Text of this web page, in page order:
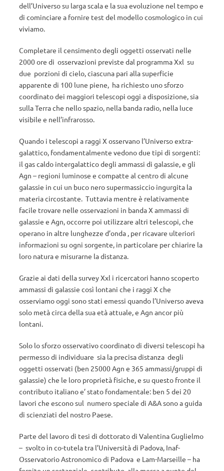
dell’Universo su larga scala e la sua evoluzione nel tempo e
di cominciare a fornire test del modello cosmologico in cui
viviamo.
Completare il censimento degli oggetti osservati nelle
2000 ore di osservazioni previste dal programma Xxl su
due porzioni di cielo, ciascuna pari alla superficie
apparente di 100 lune piene, ha richiesto uno sforzo
coordinato dei maggiori telescopi oggi a disposizione, sia
sulla Terra che nello spazio, nella banda radio, nella luce
visibile e nell’infrarosso.
Quando i telescopi a raggi X osservano l’Universo extra-
galattico, fondamentalmente vedono due tipi di sorgenti:
il gas caldo intergalattico degli ammassi di galassie, e gli
Agn – regioni luminose e compatte al centro di alcune
galassie in cui un buco nero supermassiccio ingurgita la
materia circostante. Tuttavia mentre è relativamente
facile trovare nelle osservazioni in banda X ammassi di
galassie e Agn, occorre poi utilizzare altri telescopi, che
operano in altre lunghezze d’onda , per ricavare ulteriori
informazioni su ogni sorgente, in particolare per chiarire la
loro natura e misurarne la distanza.
Grazie ai dati della survey Xxl i ricercatori hanno scoperto
ammassi di galassie così lontani che i raggi X che
osserviamo oggi sono stati emessi quando l’Universo aveva
solo metà circa della sua età attuale, e Agn ancor più
lontani.
Solo lo sforzo osservativo coordinato di diversi telescopi ha
permesso di individuare sia la precisa distanza degli
oggetti osservati (ben 25000 Agn e 365 ammassi/gruppi di
galassie) che le loro proprietà fisiche, e su questo fronte il
contributo italiano e’ stato fondamentale: ben 5 dei 20
lavori che escono sul numero speciale di A&A sono a guida
di scienziati del nostro Paese.
Parte del lavoro di tesi di dottorato di Valentina Guglielmo
– svolto in co-tutela tra l’Università di Padova, Inaf-
Osservatorio Astronomico di Padova e Lam-Marseille – ha